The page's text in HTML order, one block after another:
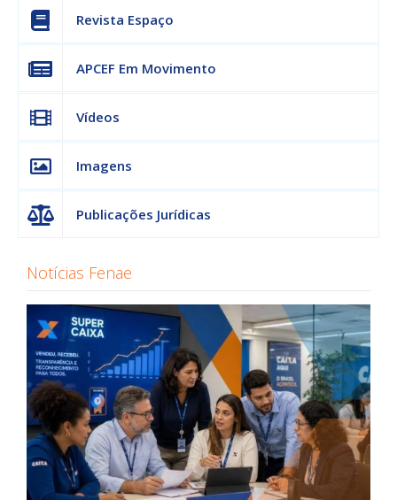
Revista Espaço
APCEF Em Movimento
Vídeos
Imagens
Publicações Jurídicas
Notícias Fenae